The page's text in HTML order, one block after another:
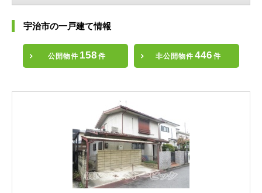
宇治市の一戸建て情報
公開物件 158 件 非公開物件 446 件